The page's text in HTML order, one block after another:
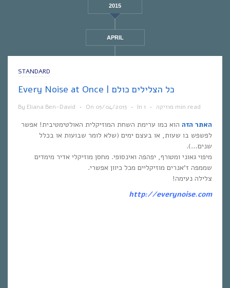
2015
APRIL
STANDARD
Every Noise at Once | כל הצלילים כולם
By Eliana Ben-David • On 05/04/2015 • In מוזיקה • 1 min read
האתר הזה הוא כמו ערימת השחת המוזיקלית האולטימטיבית! אפשר
לפשפש בו שעות, או בעצם ימים (שלא לומר שבועות או בכלל
שנים…).
מיפוי גאוני ומטורף, יפהפה ואינסופי. מחסן מוזיקלי אדיר מימדים
שממפה ז’אנרים מוזיקליים מכל כיוון אפשרי.
צלילה נעימה!
http://everynoise.com